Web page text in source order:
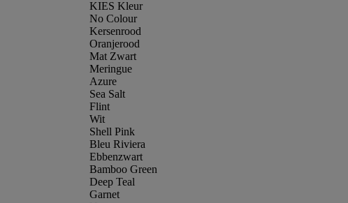
KIES Kleur
No Colour
Kersenrood
Oranjerood
Mat Zwart
Meringue
Azure
Sea Salt
Flint
Wit
Shell Pink
Bleu Riviera
Ebbenzwart
Bamboo Green
Deep Teal
Garnet